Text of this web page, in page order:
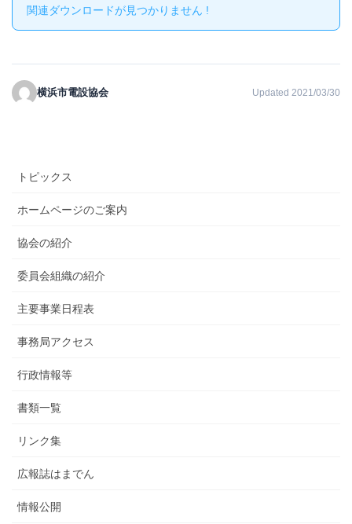
関連ダウンロードが見つかりません !
横浜市電設協会 Updated 2021/03/30
トピックス
ホームページのご案内
協会の紹介
委員会組織の紹介
主要事業日程表
事務局アクセス
行政情報等
書類一覧
リンク集
広報誌はまでん
情報公開